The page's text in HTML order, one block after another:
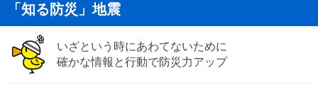
「知る防災」地震
いざという時にあわてないために
確かな情報と行動で防災力アップ